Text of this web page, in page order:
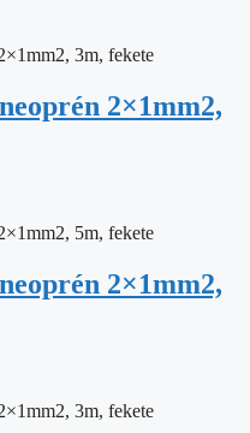
2×1mm2,
2×1mm2,